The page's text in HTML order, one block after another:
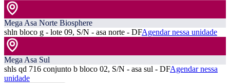
Mega Asa Norte Biosphere
shln bloco g - lote 09, S/N - asa norte - DFAgendar nessa unidade
Mega Asa Sul
shls qd 716 conjunto b bloco 02, S/N - asa sul - DFAgendar nessa
unidade